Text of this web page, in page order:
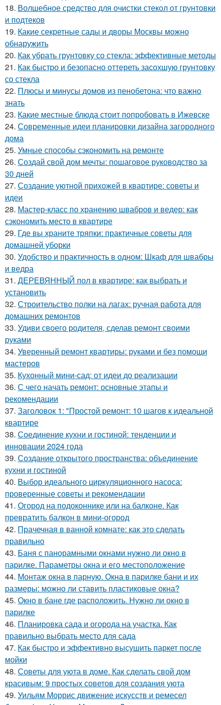
18. Волшебное средство для очистки стекол от грунтовки
и подтеков
19. Какие секретные сады и дворы Москвы можно
обнаружить
20. Как убрать грунтовку со стекла: эффективные методы
21. Как быстро и безопасно оттереть засохшую грунтовку
со стекла
22. Плюсы и минусы домов из пенобетона: что важно
знать
23. Какие местные блюда стоит попробовать в Ижевске
24. Современные идеи планировки дизайна загородного
дома
25. Умные способы сэкономить на ремонте
26. Создай свой дом мечты: пошаговое руководство за
30 дней
27. Создание уютной прихожей в квартире: советы и
идеи
28. Мастер-класс по хранению швабров и ведер: как
сэкономить место в квартире
29. Где вы храните тряпки: практичные советы для
домашней уборки
30. Удобство и практичность в одном: Шкаф для швабры
и ведра
31. ДЕРЕВЯННЫЙ пол в квартире: как выбрать и
установить
32. Строительство полки на лагах: ручная работа для
домашних ремонтов
33. Удиви своего родителя, сделав ремонт своими
руками
34. Уверенный ремонт квартиры: руками и без помощи
мастеров
35. Кухонный мини-сад: от идеи до реализации
36. С чего начать ремонт: основные этапы и
рекомендации
37. Заголовок 1: "Простой ремонт: 10 шагов к идеальной
квартире
38. Соединение кухни и гостиной: тенденции и
инновации 2024 года
39. Создание открытого пространства: объединение
кухни и гостиной
40. Выбор идеального циркуляционного насоса:
проверенные советы и рекомендации
41. Огород на подоконнике или на балконе. Как
превратить балкон в мини-огород
42. Прачечная в ванной комнате: как это сделать
правильно
43. Баня с панорамными окнами нужно ли окно в
парилке. Параметры окна и его местоположение
44. Монтаж окна в парную. Окна в парилке бани и их
размеры: можно ли ставить пластиковые окна?
45. Окно в бане где расположить. Нужно ли окно в
парилке
46. Планировка сада и огорода на участка. Как
правильно выбрать место для сада
47. Как быстро и эффективно высушить паркет после
мойки
48. Советы для уюта в доме. Как сделать свой дом
красивым: 9 простых советов для создания уюта
49. Уильям Моррис движение искусств и ремесел